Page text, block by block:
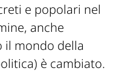
e popolari nel
anche
mondo della
è cambiato.